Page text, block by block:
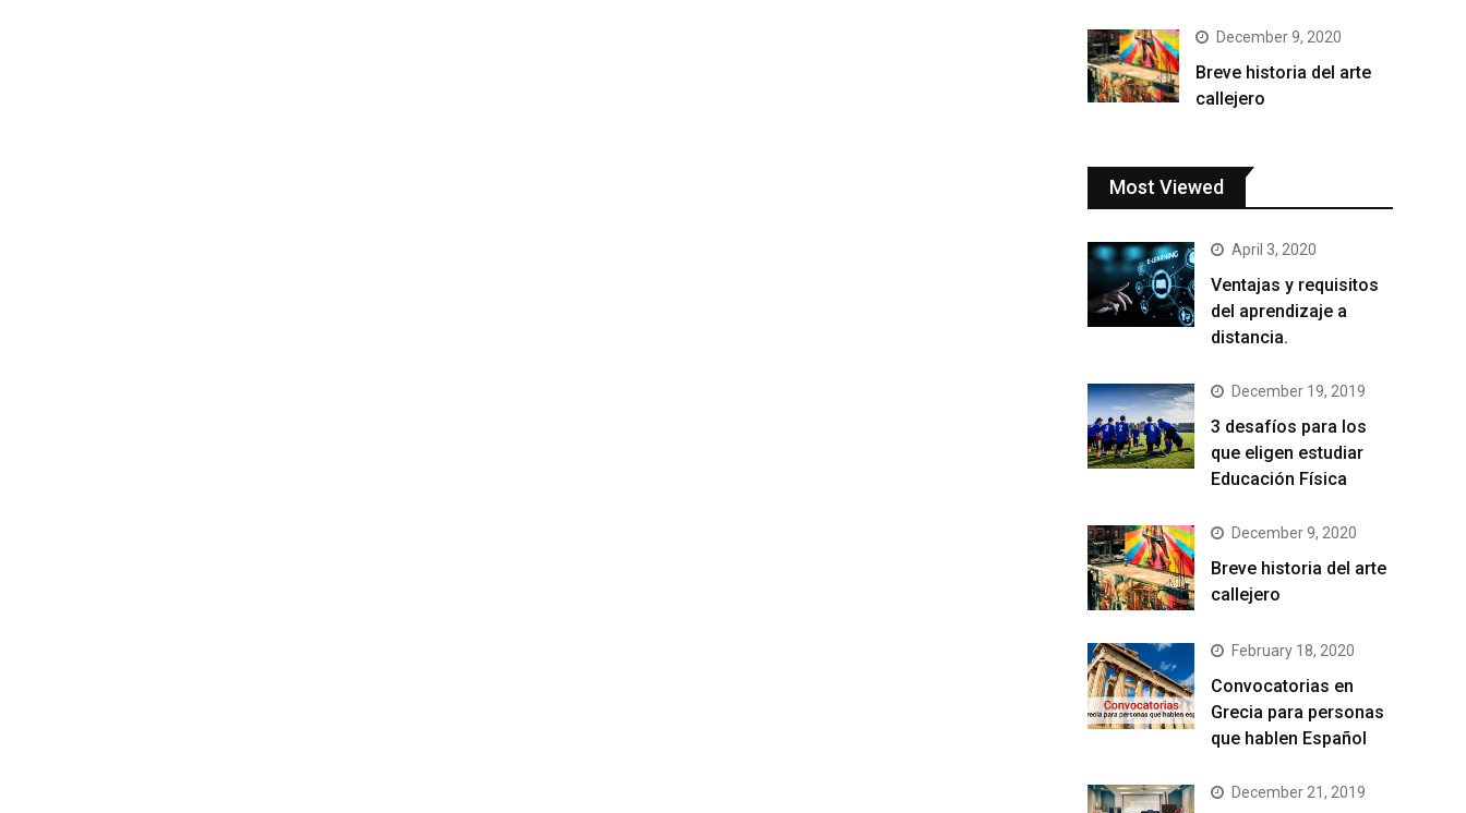
December 9, 2020
Breve historia del arte
callejero
Most Viewed
April 3, 2020
Ventajas y requisitos
del aprendizaje a
distancia.
December 19, 2019
3 desafíos para los
que eligen estudiar
Educación Física
December 9, 2020
Breve historia del arte
callejero
February 18, 2020
Convocatorias en
Grecia para personas
que hablen Español
December 21, 2019